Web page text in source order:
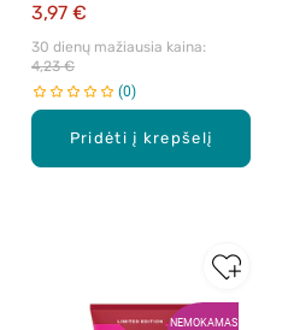
Pridėti į krepšelį
3,97 €
30 dienų mažiausia kaina:
4,23 €
0
NEMOKAMAS